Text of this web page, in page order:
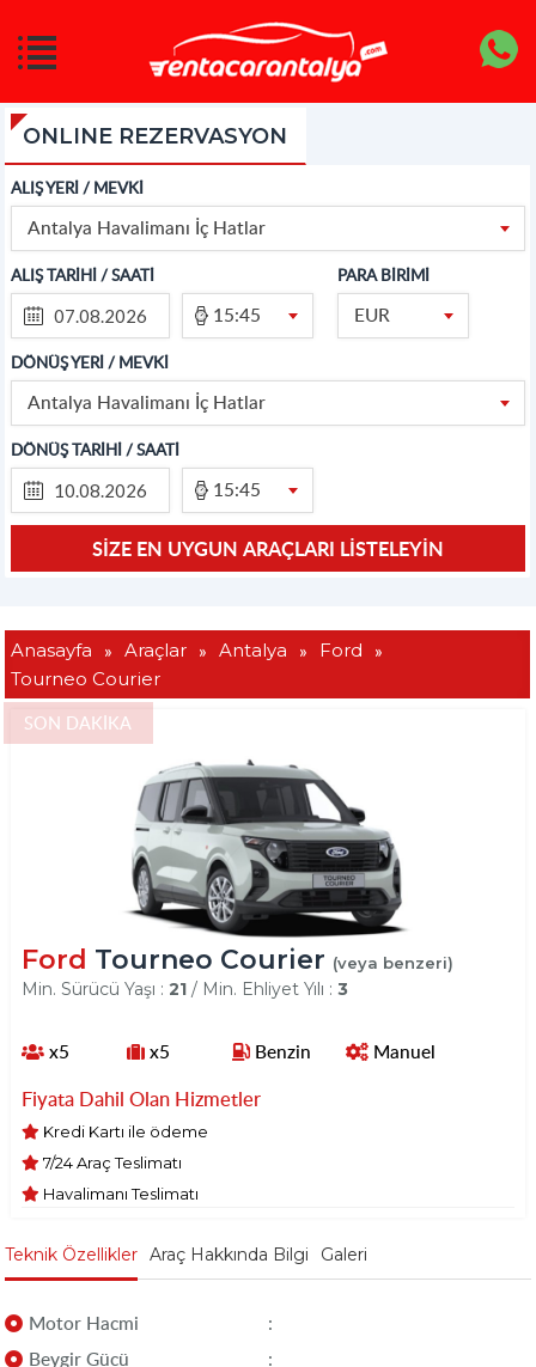
ONLINE REZERVASYON
ALIŞ YERİ / MEVKİ
Antalya Havalimanı İç Hatlar
ALIŞ TARİHİ / SAATİ
15:45
PARA BİRİMİ
EUR
DÖNÜŞ YERİ / MEVKİ
Antalya Havalimanı İç Hatlar
DÖNÜŞ TARİHİ / SAATİ
15:45
Anasayfa » Araçlar » Antalya » Ford »
Tourneo Courier
SON DAKİKA
Ford Tourneo Courier (veya benzeri)
Min. Sürücü Yaşı : 21/ Min. Ehliyet Yılı : 3
x5 x5 Benzin Manuel
Fiyata Dahil Olan Hizmetler
Kredi Kartı ile ödeme
7/24 Araç Teslimatı
Havalimanı Teslimatı
Teknik Özellikler Araç Hakkında Bilgi Galeri
Motor Hacmi
:
Beygir Gücü
: